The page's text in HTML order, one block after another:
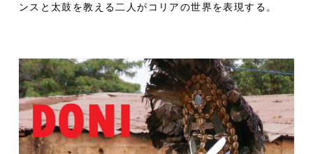
ンスと太鼓を教える二人がコリアの世界を表現する。